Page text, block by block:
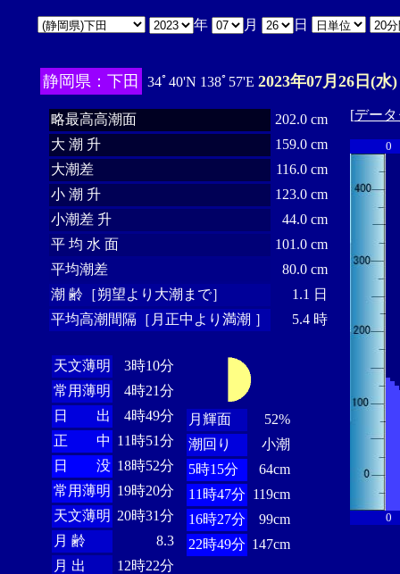
年 月 日
静岡県：下田 34ﾟ40'N 138ﾟ57'E 2023年07月26日(水)
略最高高潮面
202.0 cm
大 潮 升
159.0 cm
大潮差
116.0 cm
小 潮 升
123.0 cm
小潮差 升
44.0 cm
平 均 水 面
101.0 cm
平均潮差
80.0 cm
潮 齢［朔望より大潮まで］
1.1 日
平均高潮間隔［月正中より満潮 ］
5.4 時
天文薄明
3時10分
常用薄明
4時21分
日 出
4時49分
正 中 11時51分
日 没 18時52分
常用薄明 19時20分
天文薄明 20時31分
月 齢
8.3
月 出
12時22分
月輝面
52%
潮回り
小潮
5時15分
64cm
11時47分 119cm
16時27分
99cm
22時49分 147cm
[デー
0
0